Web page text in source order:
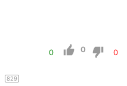
0 0 0
829